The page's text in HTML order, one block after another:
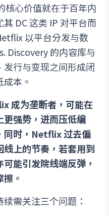
核心价值就在于百年内
DC 这类 IP 对平台而
以平台分发与数
Discovery 的内容库与
行与变现之间形成闭
本。
成为垄断者，可能在
更强势，进而压低编
同时，Netflix 过去偏
上的节奏，若套用到
能引发院线端反弹，
。
需关注三个问题：